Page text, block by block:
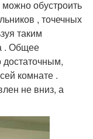
обустроить
, точечных
таким
. Общее
комнате .
не вниз, а